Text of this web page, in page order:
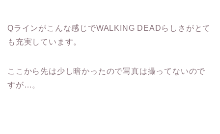
Qラインがこんな感じでWALKING DEADらしさがとて
も充実しています。
ここから先は少し暗かったので写真は撮ってないので
すが…。